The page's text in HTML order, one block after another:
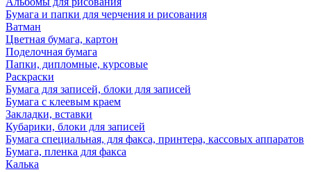
Бумага и папки для черчения и рисования
Ватман
Цветная бумага, картон
Поделочная бумага
Папки, дипломные, курсовые
Раскраски
Бумага для записей, блоки для записей
Бумага с клеевым краем
Закладки, вставки
Кубарики, блоки для записей
Бумага специальная, для факса, принтера, кассовых аппаратов
Бумага, пленка для факса
Калька